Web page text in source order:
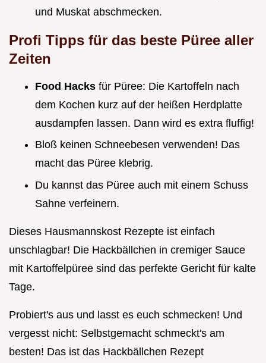
und Muskat abschmecken.
Profi Tipps für das beste Püree aller
Zeiten
Food Hacks für Püree: Die Kartoffeln nach
dem Kochen kurz auf der heißen Herdplatte
ausdampfen lassen. Dann wird es extra fluffig!
Bloß keinen Schneebesen verwenden! Das
macht das Püree klebrig.
Du kannst das Püree auch mit einem Schuss
Sahne verfeinern.
Dieses Hausmannskost Rezepte ist einfach
unschlagbar! Die Hackbällchen in cremiger Sauce
mit Kartoffelpüree sind das perfekte Gericht für kalte
Tage.
Probiert's aus und lasst es euch schmecken! Und
vergesst nicht: Selbstgemacht schmeckt's am
besten! Das ist das Hackbällchen Rezept